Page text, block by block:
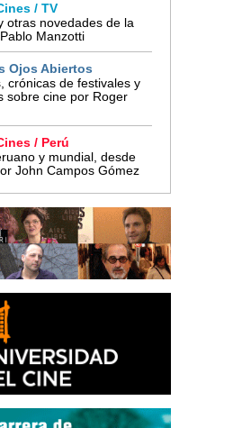
/ TV
otras novedades de la
Manzotti
Ojos Abiertos
crónicas de festivales y
sobre cine por Roger
/ Perú
y mundial, desde
John Campos Gómez